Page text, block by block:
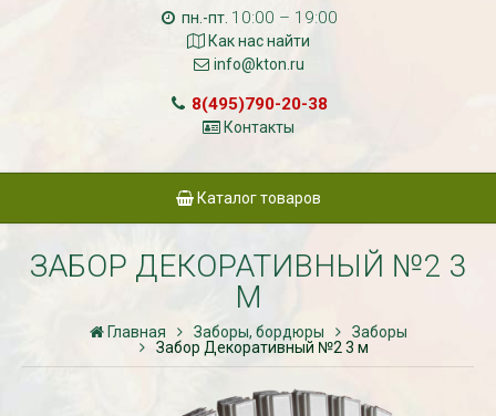
пн.-пт. 10:00 – 19:00
Как нас найти
info@kton.ru
8(495)790-20-38
Контакты
Каталог товаров
ЗАБОР ДЕКОРАТИВНЫЙ №2 3
М
Главная Заборы, бордюры
Заборы
Забор Декоративный №2 3 м